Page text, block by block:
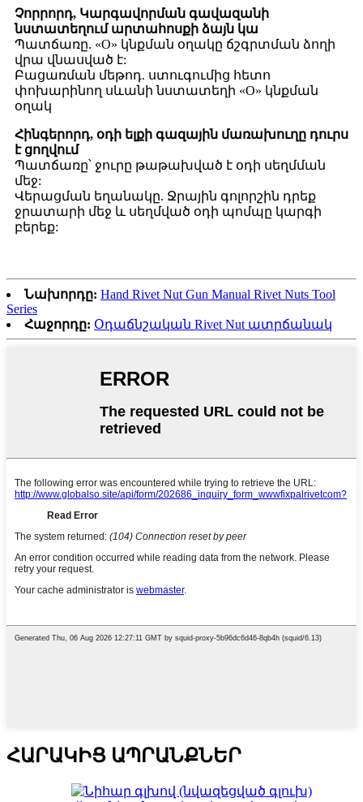
Չորրորդ, Կարգավորման գավազանի
նստատեղում արտահոսքի ձայն կա
Պատճառը. «O» կնքման օղակը ճշգրտման ձողի
վրա վնասված է:
Բացառման մեթոդ. ստուգումից հետո
փոխարինող սևանի նստատեղի «O» կնքման
օղակ
Հինգերորդ, օդի ելքի գազային մառախուղը դուրս
է ցողվում
Պատճառը՝ ջուրը թաթախված է օդի սեղմման
մեջ:
Վերացման եղանակը. Ջրային գոլորշին դրեք
ջրատարի մեջ և սեղմված օդի պոմպը կարգի
բերեք:
Նախորդը: Hand Rivet Nut Gun Manual Rivet Nuts Tool
Series
Հաջորդը: Օդաճնշական Rivet Nut ատրճանակ
ՀԱՐԱԿԻՑ ԱՊՐԱՆՔՆԵՐ